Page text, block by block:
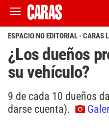
ESPACIO NO EDITORIAL - CARAS
¿Los dueños
su vehículo?
9 de cada 10 dueños
darse cuenta).